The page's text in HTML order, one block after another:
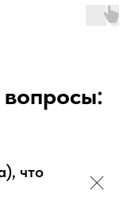
чтобы цветы
что